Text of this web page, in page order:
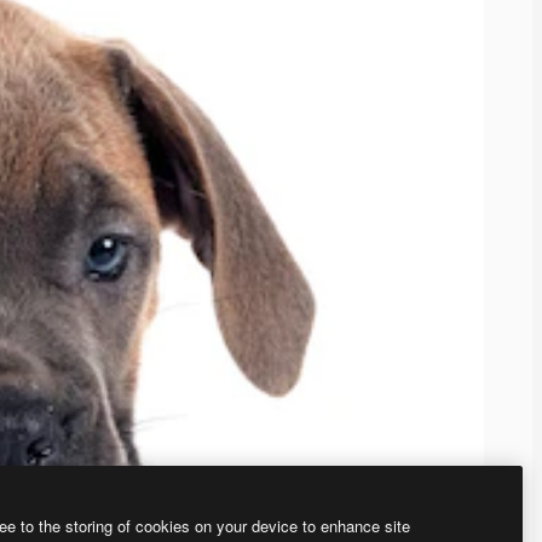
to the storing of cookies on your device to enhance site